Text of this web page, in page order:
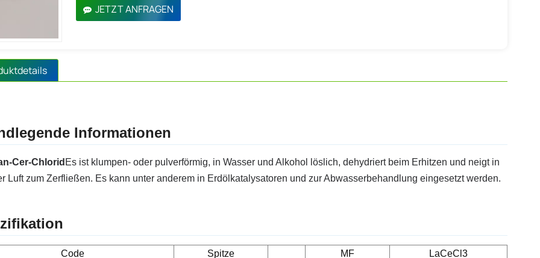
JETZT ANFRAGEN
Informationen
Cer-Chlorid Es ist klumpen- oder pulverförmig, in Wasser und Alkohol löslich, dehydriert beim Erhitzen und neigt in
Luft zum Zerfließen. Es kann unter anderem in Erdölkatalysatoren und zur Abwasserbehandlung eingesetzt werden.
Code Spitze MF
LaCeCl3